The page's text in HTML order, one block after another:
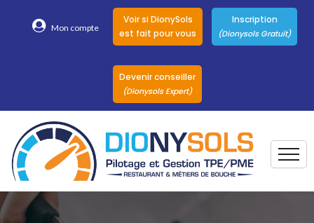
Mon compte
Voir si DionySols
est fait pour vous
Inscription
(Dionysols Gratuit)
Devenir conseiller
(Dionysols Expert)